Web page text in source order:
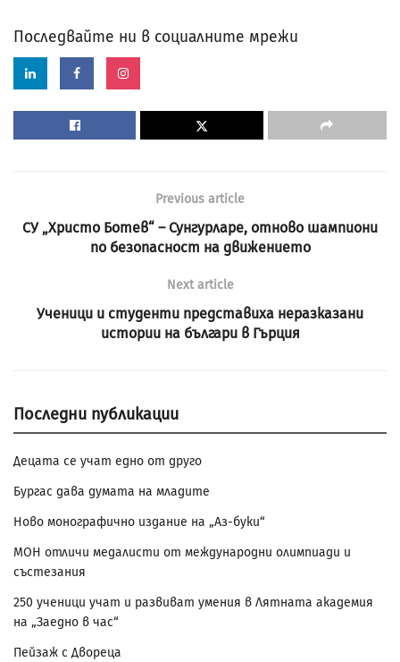
Последвайте ни в социалните мрежи
Previous article
СУ „Христо Ботев“ – Сунгурларе, отново шампиони
по безопасност на движението
Next article
Ученици и студенти представиха неразказани
истории на българи в Гърция
Последни публикации
Децата се учат едно от друго
Бургас дава думата на младите
Ново монографично издание на „Аз-буки“
МОН отличи медалисти от международни олимпиади и
състезания
250 ученици учат и развиват умения в Лятната академия
на „Заедно в час“
Пейзаж с Двореца